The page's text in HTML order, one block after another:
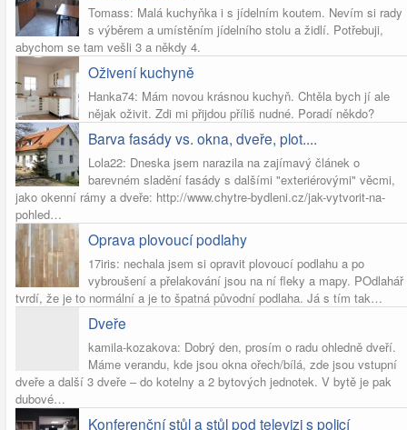
Tomass: Malá kuchyňka i s jídelním koutem. Nevím si rady
s výběrem a umístěním jídelního stolu a židlí. Potřebuji,
abychom se tam vešli 3 a někdy 4.
Oživení kuchyně
Hanka74: Mám novou krásnou kuchyň. Chtěla bych jí ale
nějak oživit. Zdi mi přijdou příliš nudné. Poradí někdo?
Barva fasády vs. okna, dveře, plot....
Lola22: Dneska jsem narazila na zajímavý článek o
barevném sladění fasády s dalšími "exteriérovými" věcmi,
jako okenní rámy a dveře: http://www.chytre-bydleni.cz/jak-vytvorit-na-
pohled…
Oprava plovoucí podlahy
17iris: nechala jsem si opravit plovoucí podlahu a po
vybroušení a přelakování jsou na ní fleky a mapy. POdlahář
tvrdí, že je to normální a je to špatná původní podlaha. Já s tím tak…
Dveře
kamila-kozakova: Dobrý den, prosím o radu ohledně dveří.
Máme verandu, kde jsou okna ořech/bílá, zde jsou vstupní
dveře a další 3 dveře – do kotelny a 2 bytových jednotek. V bytě je pak
dubové…
Konferenční stůl a stůl pod televizi s policí